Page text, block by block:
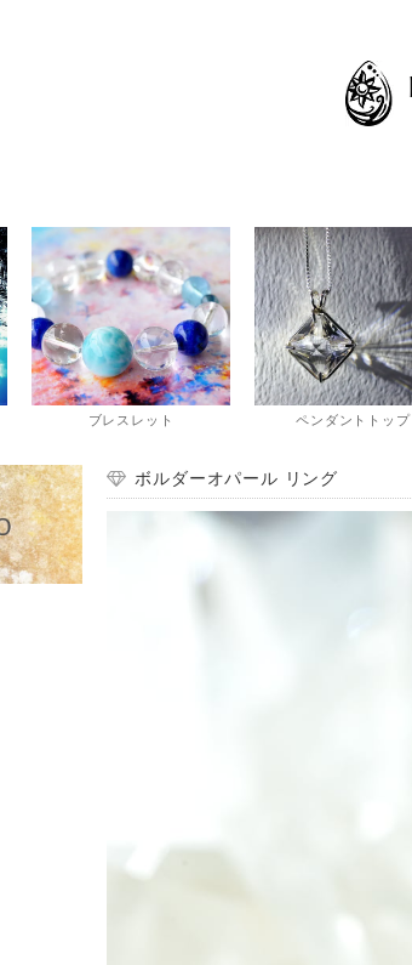
ブレスレット ペンダントトップ
ボルダーオパール リング